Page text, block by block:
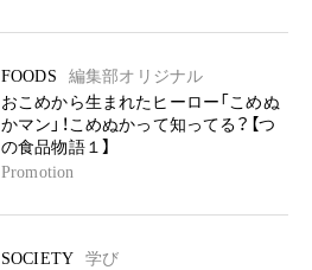
FOODS
編集部オリジナル
おこめから生まれたヒーロー「こめぬ
かマン」！こめぬかって知ってる？【つ
の食品物語１】
Promotion
SOCIETY
学び